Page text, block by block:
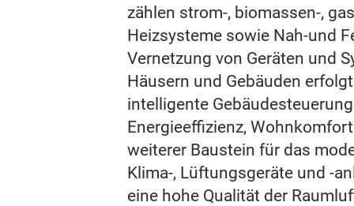
zählen strom-, biomassen-,
Heizsysteme sowie Nah-und
Vernetzung von Geräten und
Häusern und Gebäuden
intelligente
Energieeffizienz,
weiterer Baustein für das
Klima-, Lüftungsgeräte und -
eine hohe Qualität der